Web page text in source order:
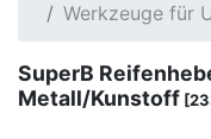
Werkzeuge für
SuperB
Metall/Kunstoff